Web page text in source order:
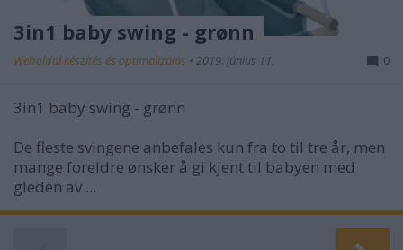
3in1 baby swing - grønn
Weboldal készítés és optimalizálás • 2019. június 11. 0
3in1 baby swing - grønn
De fleste svingene anbefales kun fra to til tre år, men
mange foreldre ønsker å gi kjent til babyen med
gleden av ...